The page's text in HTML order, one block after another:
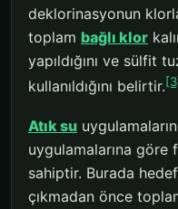
deklorinasyonun
toplam bağlı klor
yapıldığını ve sülfit
kullanıldığını belirtir.
Atık su
uygulamalarına göre
sahiptir. Burada
çıkmadan önce